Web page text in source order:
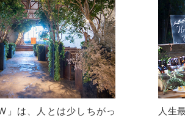
は、人とは少しちがっ 人生